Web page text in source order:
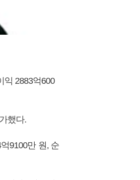
익 2883억600
했다.
9100만 원, 순